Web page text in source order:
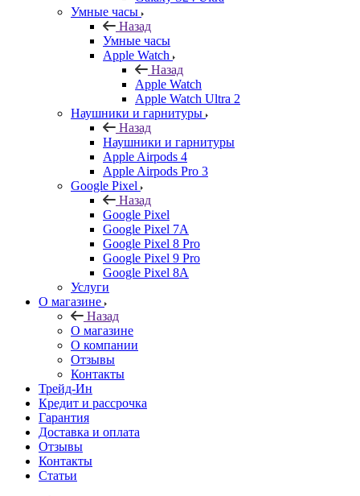
Умные часы
Назад
Умные часы
Apple Watch
Назад
Apple Watch
Apple Watch Ultra 2
Наушники и гарнитуры
Назад
Наушники и гарнитуры
Apple Airpods 4
Apple Airpods Pro 3
Google Pixel
Назад
Google Pixel
Google Pixel 7А
Google Pixel 8 Pro
Google Pixel 9 Pro
Google Pixel 8A
Услуги
О магазине
Назад
О магазине
О компании
Отзывы
Контакты
Трейд-Ин
Кредит и рассрочка
Гарантия
Доставка и оплата
Отзывы
Контакты
Статьи